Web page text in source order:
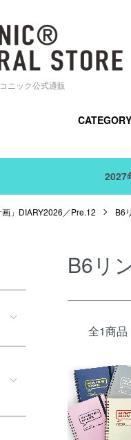
ニック公式通販
CATEGORY
2027
画」DIARY2026／Pre.12 B6
B6リ
全1商品